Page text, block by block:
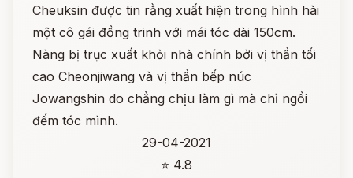
Cheuksin được tin rằng xuất hiện trong hình hài
một cô gái đồng trinh với mái tóc dài 150cm.
Nàng bị trục xuất khỏi nhà chính bởi vị thần tối
cao Cheonjiwang và vị thần bếp núc
Jowangshin do chẳng chịu làm gì mà chỉ ngồi
đếm tóc mình.
29-04-2021
⭐ 4.8